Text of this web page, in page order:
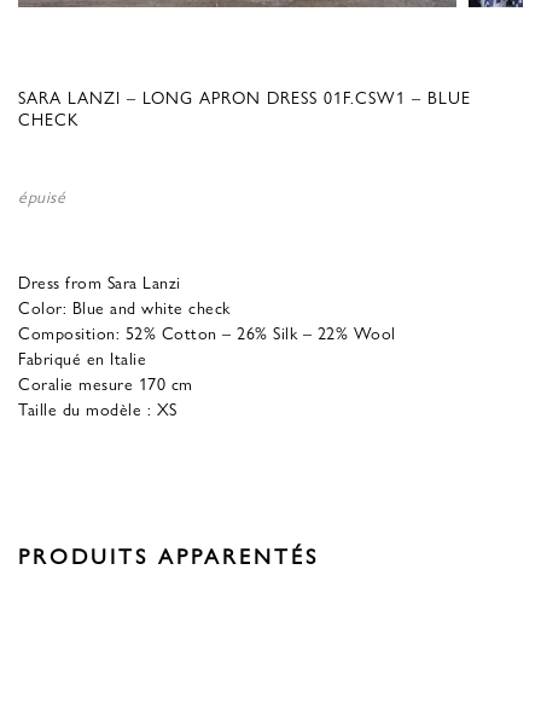
SARA LANZI – LONG APRON DRESS 01F.CSW1 – BLUE
CHECK
épuisé
Dress from Sara Lanzi
Color: Blue and white check
Composition: 52% Cotton – 26% Silk – 22% Wool
Fabriqué en Italie
Coralie mesure 170 cm
Taille du modèle : XS
PRODUITS APPARENTÉS